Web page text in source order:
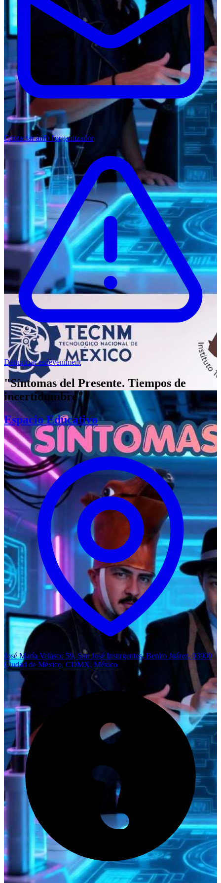
Contactar amb l'organitzador
Denunciar esdeveniment
"Síntomas del Presente. Tiempos de
incertidumbre".
Espacio Educativo
José María Velasco 59, San José Insurgentes, Benito Juárez, 03900
Ciudad de México, CDMX, México